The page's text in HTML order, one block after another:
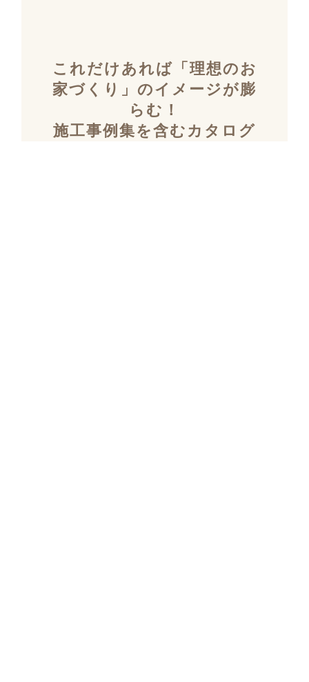
これだけあれば「理想のお
家づくり」のイメージが膨
らむ！
施工事例集を含むカタログ